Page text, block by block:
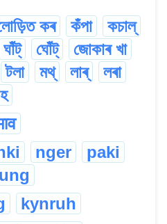
কৰ কঁপা
কচাল্
ঘাঁট্ ঘোঁট্
জোকাৰ খা
টলা মথ্ লাৰ্
লৰা
nger
paki
kynruh